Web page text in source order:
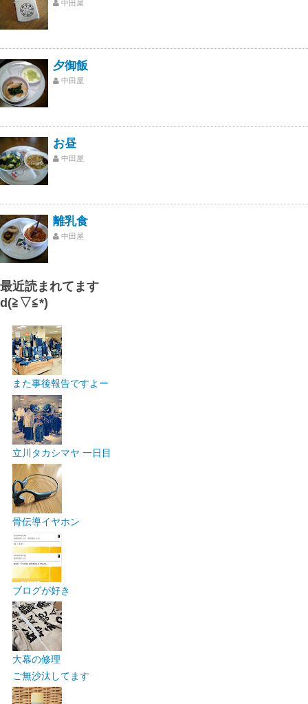
中田屋
夕御飯
中田屋
お昼
中田屋
離乳食
中田屋
最近読まれてます
d(≧▽≦*)
また事後報告ですよー
立川タカシマヤ 一日目
骨伝導イヤホン
ブログが好き
大幕の修理
ご無沙汰してます